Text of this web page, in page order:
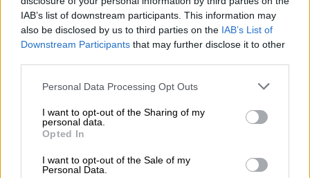
IAB’s list of downstream participants. This information may
also be disclosed by us to third parties on the IAB’s List of
Downstream Participants that may further disclose it to other
Please note that this website/app uses one or more Google
not limited to your visit or usage behaviour. You may click to
grant or deny consent to Google and its third-party tags to
use your data for below specified purposes in below Google
consent section.
Personal Data Processing Opt Outs
I want to opt-out of the Sharing of my
personal data.
Opted In
I want to opt-out of the Sale of my
Personal Data.
ο οποίος κατέσφαξε τουςγονείςτου.
Απλώς πλέον αστυνομίακαιεισαγγελίαείναι
λιγότερο προσεκτικές στη διαρροή
στοιχείωνκαι από τα πολλά sites που
λειτουργούν, προβάλλουν πολύ εύκολα
τέτοια περιστατικά.
Το μαχαίρι
ευκολότερα αλλά ούτε και δυσκολότερα σε
σχέση με το παρελθόν
έφηβοι επιδείκνυαν κάποιο μαχαίρι, το